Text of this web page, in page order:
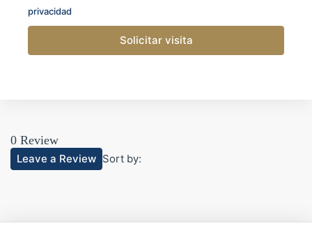
privacidad
Solicitar visita
0 Review
Sort by:
Leave a Review